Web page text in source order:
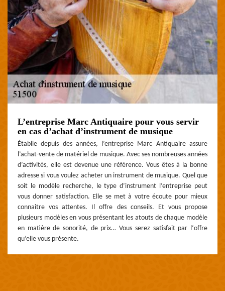
L’entreprise Marc Antiquaire pour vous servir
en cas d’achat d’instrument de musique
Établie depuis des années, l’entreprise Marc Antiquaire assure
l’achat-vente de matériel de musique. Avec ses nombreuses années
d’activités, elle est devenue une référence. Vous êtes à la bonne
adresse si vous voulez acheter un instrument de musique. Quel que
soit le modèle recherche, le type d’instrument l’entreprise peut
vous donner satisfaction. Elle se met à votre écoute pour mieux
connaitre vos attentes. Il offre des conseils. Et vous propose
plusieurs modèles en vous présentant les atouts de chaque modèle
en matière de sonorité, de prix… Vous serez satisfait par l‘offre
qu’elle vous présente.